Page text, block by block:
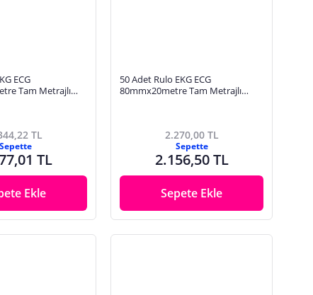
ECG
Tam Metrajlı
TL
Sepette
TL
Ekle
50 Adet Rulo EKG ECG
80mmx20metre Tam Metrajlı
2.270,00 TL
Sepette
2.156,50 TL
Sepete Ekle